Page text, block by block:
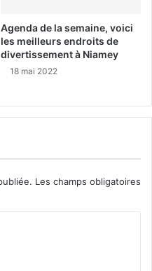
Agenda de la semaine, voici
les meilleurs endroits de
divertissement à Niamey
18 mai 2022
Les champs obligatoires